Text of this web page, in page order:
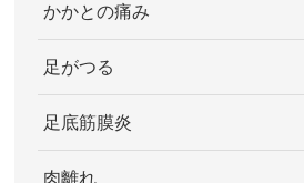
かかとの痛み
足がつる
足底筋膜炎
肉離れ